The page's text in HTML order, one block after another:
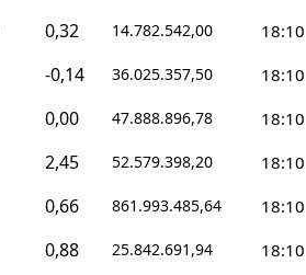
0,32 14.782.542,00 18:10
-0,14 36.025.357,50 18:10
0,00 47.888.896,78 18:10
2,45 52.579.398,20 18:10
0,66 861.993.485,64 18:10
0,88 25.842.691,94 18:10